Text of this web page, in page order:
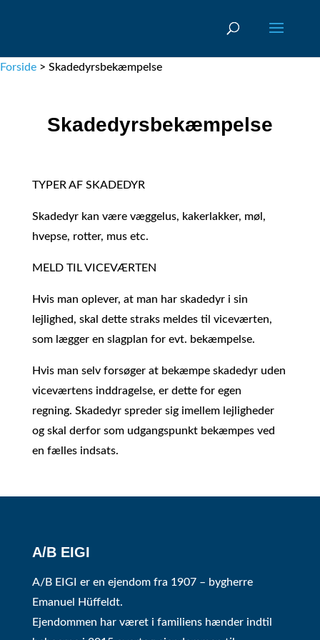
Forside > Skadedyrsbekæmpelse
Skadedyrsbekæmpelse
TYPER AF SKADEDYR
Skadedyr kan være væggelus, kakerlakker, møl,
hvepse, rotter, mus etc.
MELD TIL VICEVÆRTEN
Hvis man oplever, at man har skadedyr i sin
lejlighed, skal dette straks meldes til viceværten,
som lægger en slagplan for evt. bekæmpelse.
Hvis man selv forsøger at bekæmpe skadedyr uden
viceværtens inddragelse, er dette for egen
regning. Skadedyr spreder sig imellem lejligheder
og skal derfor som udgangspunkt bekæmpes ved
en fælles indsats.
A/B EIGI
A/B EIGI er en ejendom fra 1907 – bygherre
Emanuel Hüffeldt.
Ejendommen har været i familiens hænder indtil